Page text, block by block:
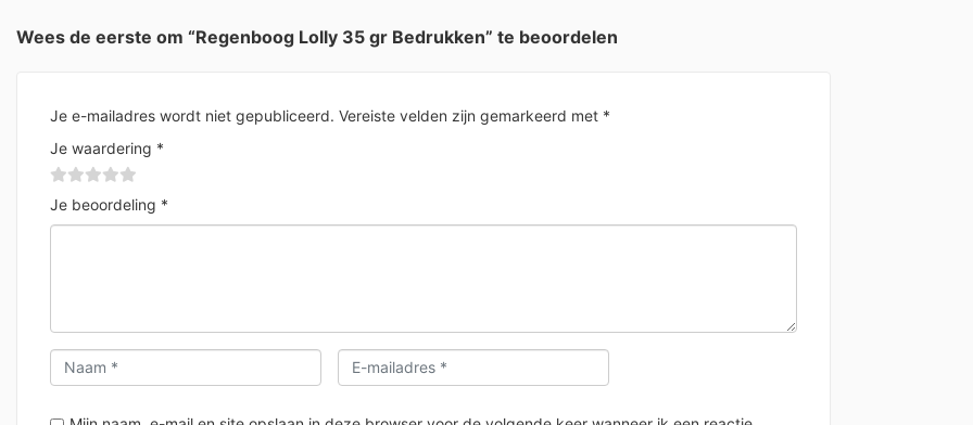
Wees de eerste om “Regenboog Lolly 35 gr Bedrukken” te beoordelen
Je e-mailadres wordt niet gepubliceerd. Vereiste velden zijn gemarkeerd met *
Je waardering *
Je beoordeling *